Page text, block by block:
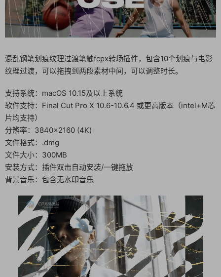
混乱钢笔划痕纹理过渡笔触fcpx转场插件，包含10个划痕与电影
纹理过渡，可以拖拽到两段素材中间，可以调整时长。
支持系统：macOS 10.15及以上系统
软件支持：Final Cut Pro X 10.6-10.6.4 或更高版本（intel+M芯
片均支持）
分辨率：3840×2160 (4K)
文件格式：.dmg
文件大小：300MB
安装方式：插件双击自动安装/一键拖放
背景音乐：包含无水印音乐